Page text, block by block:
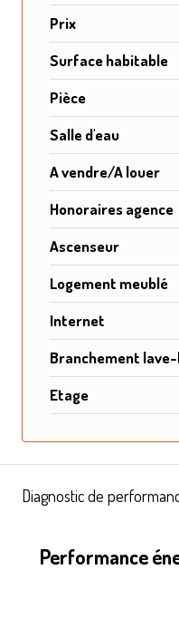
Prix
Surface habitable
Pièce
Salle d'eau
A vendre/A louer
Honoraires agence
Ascenseur
Logement meublé
Internet
Branchement
Etage
Diagnostic de
Performance